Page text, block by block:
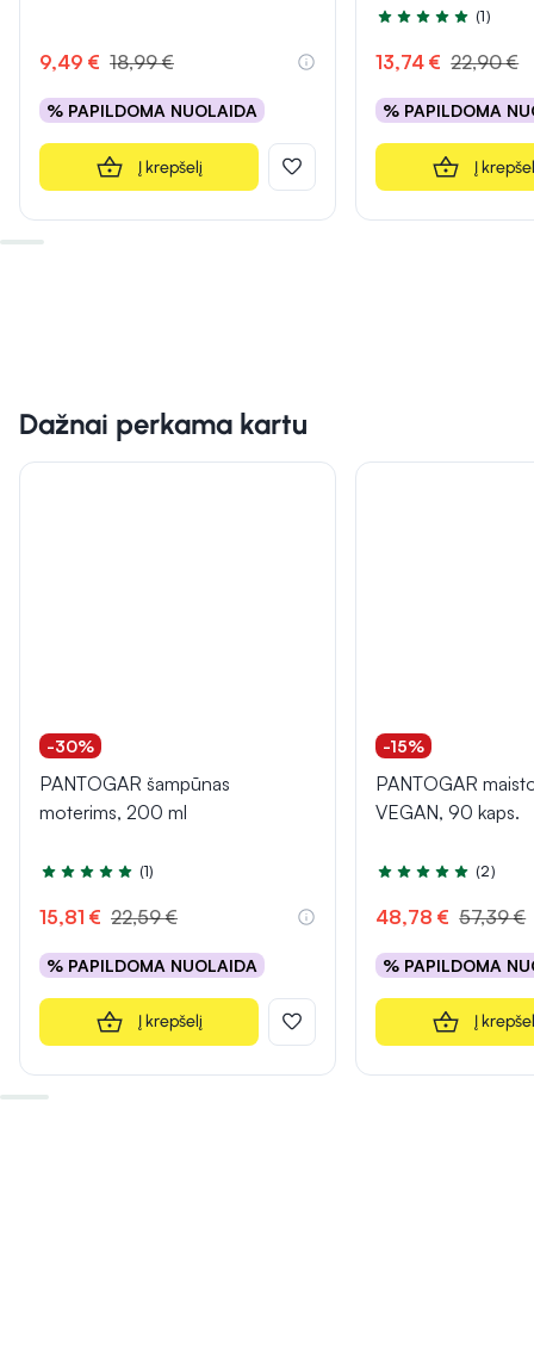
9,49 € 18,99 €
% PAPILDOMA NUOLAIDA
Į krepšelį
Įvertinimas 5.0 iš 5
(1)
13,74 € 22,90 €
% PAPILDOMA
Į
Dažnai perkama kartu
-30%
PANTOGAR šampūnas
moterims, 200 ml
Įvertinimas 5.0 iš 5
(1)
15,81 € 22,59 €
% PAPILDOMA NUOLAIDA
Į krepšelį
-15%
PANTOGAR
VEGAN, 90 kaps.
Įvertinimas 5.0 iš 5
(2)
48,78 € 57,39 €
% PAPILDOMA
Į